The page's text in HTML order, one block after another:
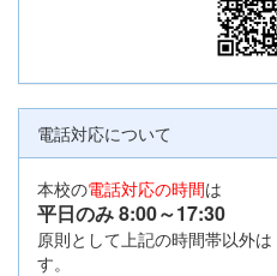
電話対応について
本校の電話対応の時間は
平日のみ 8:00～17:30
原則として上記の時間帯以外
す。